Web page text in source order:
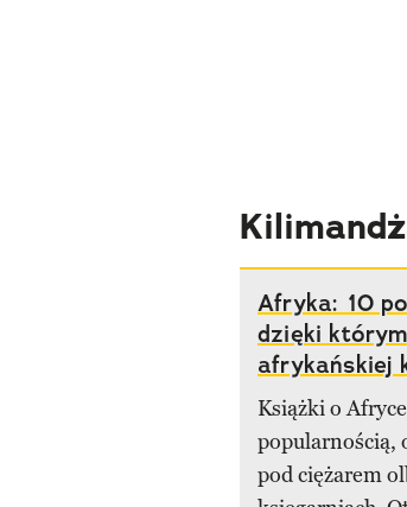
Afryka: 10
dzięki
afrykańskiej
Książki o
popularnością,
pod ciężarem